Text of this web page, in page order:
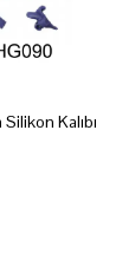
Kalıbı